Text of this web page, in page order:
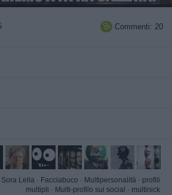
 Commenti: 20
Sora Lella · Facciabuco · Multipersonalità · profili
multipli · Multi-profilo sui social · multinick